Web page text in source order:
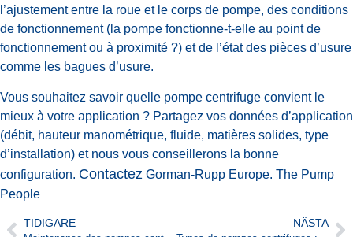
l’ajustement entre la roue et le corps de pompe, des conditions
de fonctionnement (la pompe fonctionne-t-elle au point de
fonctionnement ou à proximité ?) et de l’état des pièces d’usure
comme les bagues d’usure.
Vous souhaitez savoir quelle pompe centrifuge convient le
mieux à votre application ? Partagez vos données d’application
(débit, hauteur manométrique, fluide, matières solides, type
d’installation) et nous vous conseillerons la bonne
configuration. Contactez Gorman-Rupp Europe. The Pump
People
TIDIGARE NÄSTA